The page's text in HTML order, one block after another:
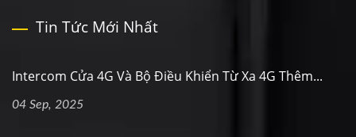
Tin Tức Mới Nhất
Intercom Cửa 4G Và Bộ Điều Khiển Từ Xa 4G Thêm...
04 Sep, 2025